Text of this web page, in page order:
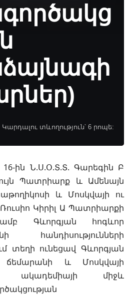
Կարդալու տևողություն՝ 6 րոպե:
16-ին Ն.Ս.Օ.Տ.Տ. Գարեգին Բ
Պատրիարք և Ամենայն
և Մոսկվայի ու
Կիրիլ Ա Պատրիարքի
Գևորգյան հոգևոր
հանդիսությունների
տեղի ունեցավ Գևորգյան
ճեմարանի և Մոսկվայի
ակադեմիայի միջև